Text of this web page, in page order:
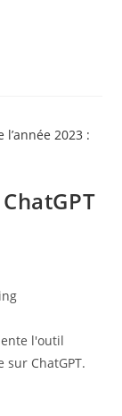
l'outil
sur ChatGPT.